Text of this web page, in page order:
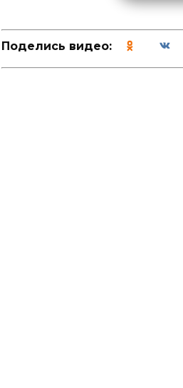
Поделись видео: